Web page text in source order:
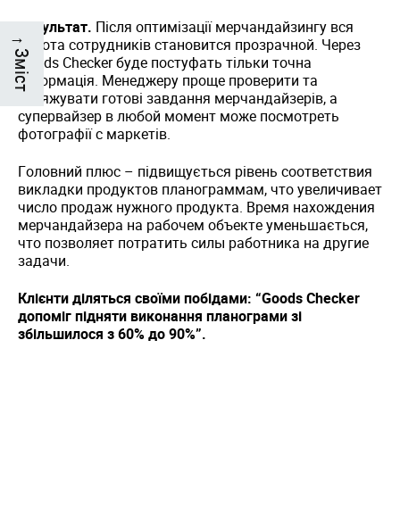
Результат. Після оптимізації мерчандайзингу вся
робота сотрудників становится прозрачной. Через
Goods Checker буде постуфать тільки точна
інформація. Менеджеру проще проверити та
заряжувати готові завдання мерчандайзерів, а
супервайзер в любой момент може посмотреть
фотографії с маркетів.
Головний плюс – підвищується рівень соответствия
викладки продуктов планограммам, что увеличивает
число продаж нужного продукта. Время нахождения
мерчандайзера на рабочем объекте уменьшається,
что позволяет потратить силы работника на другие
задачи.
Клієнти діляться своїми побідами: “Goods Checker
допоміг підняти виконання планограми зі
збільшилося з 60% до 90%”.
→
Змiст